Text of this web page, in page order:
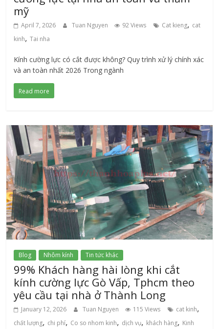
mỹ
April 7, 2026 Tuan Nguyen 92 Views Cat kieng, cat
kinh,Tai nha
Kính cường lực có cắt được không? Quy trình xử lý chính xác
và an toàn nhất 2026 Trong ngành
Read more
Blog Nhôm kính Tin tức khác
99% Khách hàng hài lòng khi cắt
kính cường lực Gò Vấp, Tphcm theo
yêu cầu tại nhà ở Thành Long
January 12, 2026 Tuan Nguyen 115 Views cat kinh,
chất lượng, chi phí, Co so nhom kinh, dịch vụ, khách hàng, Kinh